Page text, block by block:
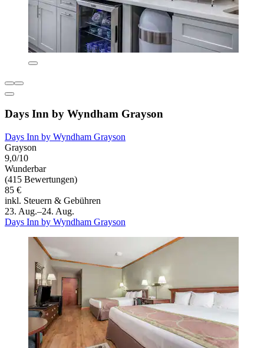
Days Inn by Wyndham Grayson
Days Inn by Wyndham Grayson
Grayson
9,0/10
Wunderbar
(415 Bewertungen)
85 €
inkl. Steuern & Gebühren
23. Aug.–24. Aug.
Days Inn by Wyndham Grayson